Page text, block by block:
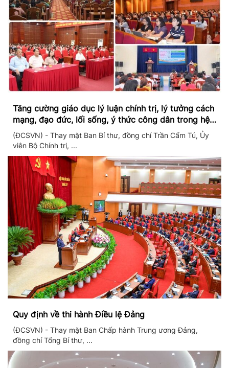
Tăng cường giáo dục lý luận chính trị, lý tưởng cách
mạng, đạo đức, lối sống, ý thức công dân trong hệ
thống giáo dục quốc dân
(ĐCSVN) - Thay mặt Ban Bí thư, đồng chí Trần Cẩm Tú, Ủy
viên Bộ Chính trị, ...
Quy định về thi hành Điều lệ Đảng
(ĐCSVN) - Thay mặt Ban Chấp hành Trung ương Đảng,
đồng chí Tổng Bí thư, ...